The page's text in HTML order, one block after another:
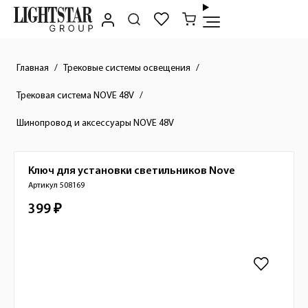
Главная Трековые системы освещения
Трековая система NOVE 48V
Шинопровод и аксессуары NOVE 48V
Краткое описание товара
Ключ для установки светильников Nove
Артикул 508169
Стоимость товара
399 ₽